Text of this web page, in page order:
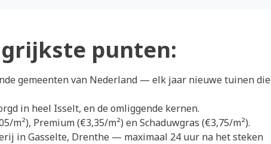
punten:
gemeenten van Nederland — elk jaar nieuwe tuinen die
in heel Isselt, en de omliggende kernen.
m²), Premium (€3,35/m²) en Schaduwgras (€3,75/m²).
in Gasselte, Drenthe — maximaal 24 uur na het steken